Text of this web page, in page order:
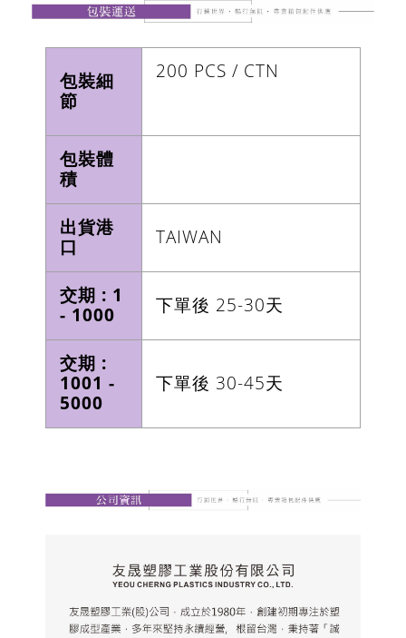
包裝細
節
200 PCS / CTN
包裝體
積
出貨港
口
TAIWAN
交期 : 1
- 1000
下單後 25-30天
交期 :
1001 -
5000
下單後 30-45天